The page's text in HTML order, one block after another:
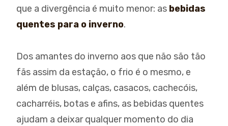
que a divergência é muito menor: as bebidas
quentes para o inverno.
Dos amantes do inverno aos que não são tão
fãs assim da estação, o frio é o mesmo, e
além de blusas, calças, casacos, cachecóis,
cacharréis, botas e afins, as bebidas quentes
ajudam a deixar qualquer momento do dia